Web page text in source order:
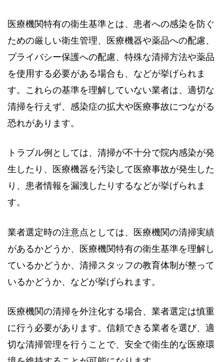
医療機関特有の衛生基準とは、患者への感染を防ぐ
ための厳しい衛生管理、医療機器や薬品への配慮、
プライバシー保護への配慮、特殊な清掃方法や薬品
を使用する必要がある場合も、などが挙げられま
す。これらの基準を理解していない業者は、適切な
清掃を行えず、感染症の拡大や医療事故につながる
恐れがあります。
トラブル例としては、清掃が不十分で院内感染が発
生したり、医療機器を汚染して医療事故が発生した
り、患者情報を漏洩したりするなどが挙げられま
す。
業者選定時の注意点としては、医療機関の清掃実績
があるかどうか、医療機関特有の衛生基準を理解し
ているかどうか、清掃スタッフの教育体制が整って
いるかどうか、などが挙げられます。
医療機関の清掃を外注化する場合、業者選定は慎重
に行う必要があります。信頼できる業者を選び、適
切な清掃管理を行うことで、安全で衛生的な医療環